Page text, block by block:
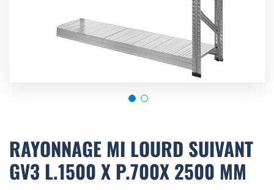
to
the
beginning
of
RAYONNAGE MI LOURD SUIVANT
GV3 L.1500 X P.700X 2500 MM